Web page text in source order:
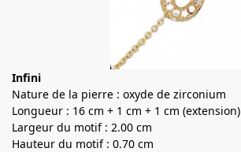
Infini
Nature de la pierre : oxyde de zirconium
Longueur : 16 cm + 1 cm + 1 cm (extension)
Largeur du motif : 2.00 cm
Hauteur du motif : 0.70 cm